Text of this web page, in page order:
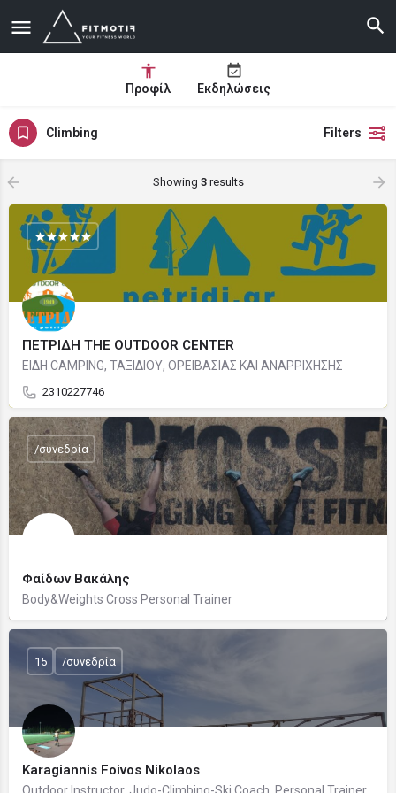
Προφίλ Εκδηλώσεις
Climbing Filters
Showing 3results
ΠΕΤΡΙΔΗ THE OUTDOOR CENTER
ΕΙΔΗ CAMPING, ΤΑΞΙΔΙΟΥ, ΟΡΕΙΒΑΣΙΑΣ ΚΑΙ ΑΝΑΡΡΙΧΗΣΗΣ
2310227746
Φαίδων Βακάλης
Body&Weights Cross Personal Trainer
/συνεδρία
Karagiannis Foivos Nikolaos
15 /συνεδρία